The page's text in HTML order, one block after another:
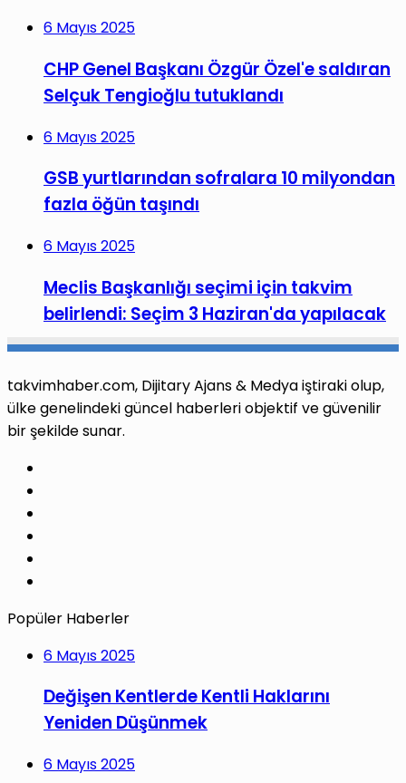
6 Mayıs 2025
CHP Genel Başkanı Özgür Özel'e saldıran
Selçuk Tengioğlu tutuklandı
6 Mayıs 2025
GSB yurtlarından sofralara 10 milyondan
fazla öğün taşındı
6 Mayıs 2025
Meclis Başkanlığı seçimi için takvim
belirlendi: Seçim 3 Haziran'da yapılacak
takvimhaber.com, Dijitary Ajans & Medya iştiraki olup,
ülke genelindeki güncel haberleri objektif ve güvenilir
bir şekilde sunar.
Popüler Haberler
6 Mayıs 2025
Değişen Kentlerde Kentli Haklarını
Yeniden Düşünmek
6 Mayıs 2025